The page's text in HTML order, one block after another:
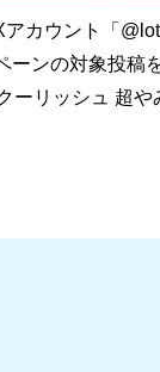
カウント「
ーンの対象投稿
ーリッシュ 超